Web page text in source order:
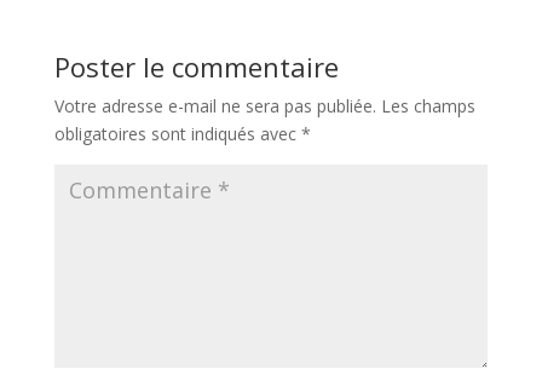
Poster le commentaire
Votre adresse e-mail ne sera pas publiée. Les champs
obligatoires sont indiqués avec *